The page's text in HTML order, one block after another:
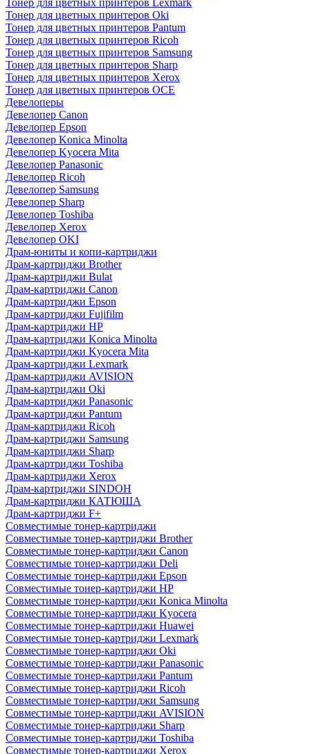
Тонер для цветных принтеров Lexmark
Тонер для цветных принтеров Oki
Тонер для цветных принтеров Pantum
Тонер для цветных принтеров Ricoh
Тонер для цветных принтеров Samsung
Тонер для цветных принтеров Sharp
Тонер для цветных принтеров Xerox
Тонер для цветных принтеров OCE
Девелоперы
Девелопер Canon
Девелопер Epson
Девелопер Konica Minolta
Девелопер Kyocera Mita
Девелопер Panasonic
Девелопер Ricoh
Девелопер Samsung
Девелопер Sharp
Девелопер Toshiba
Девелопер Xerox
Девелопер OKI
Драм-юниты и копи-картриджи
Драм-картриджи Brother
Драм-картриджи Bulat
Драм-картриджи Canon
Драм-картриджи Epson
Драм-картриджи Fujifilm
Драм-картриджи HP
Драм-картриджи Konica Minolta
Драм-картриджи Kyocera Mita
Драм-картриджи Lexmark
Драм-картриджи AVISION
Драм-картриджи Oki
Драм-картриджи Panasonic
Драм-картриджи Pantum
Драм-картриджи Ricoh
Драм-картриджи Samsung
Драм-картриджи Sharp
Драм-картриджи Toshiba
Драм-картриджи Xerox
Драм-картриджи SINDOH
Драм-картриджи КАТЮША
Драм-картриджи F+
Совместимые тонер-картриджи
Совместимые тонер-картриджи Brother
Совместимые тонер-картриджи Canon
Совместимые тонер-картриджи Deli
Совместимые тонер-картриджи Epson
Совместимые тонер-картриджи HP
Совместимые тонер-картриджи Konica Minolta
Совместимые тонер-картриджи Kyocera
Совместимые тонер-картриджи Huawei
Совместимые тонер-картриджи Lexmark
Совместимые тонер-картриджи Oki
Совместимые тонер-картриджи Panasonic
Совместимые тонер-картриджи Pantum
Совместимые тонер-картриджи Ricoh
Совместимые тонер-картриджи Samsung
Совместимые тонер-картриджи AVISION
Совместимые тонер-картриджи Sharp
Совместимые тонер-картриджи Toshiba
Совместимые тонер-картриджи Xerox